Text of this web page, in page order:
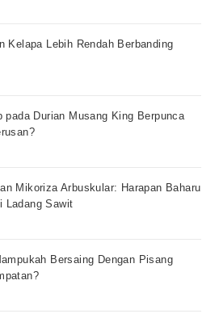
Kelapa Lebih Rendah Berbanding
Durian Musang King Berpunca
Mikoriza Arbuskular: Harapan Baharu
Ladang Sawit
Bersaing Dengan Pisang